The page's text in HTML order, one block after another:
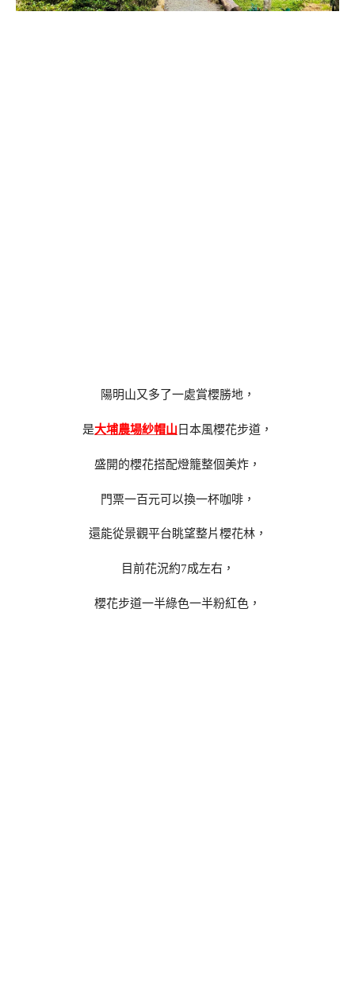
陽明山又多了一處賞櫻勝地，
是大埔農場紗帽山 日本風櫻花步道，
盛開的櫻花搭配燈籠整個美炸，
門票一百元可以換一杯咖啡，
還能從景觀平台眺望整片櫻花林，
目前花況約7成左右，
櫻花步道一半綠色一半粉紅色，